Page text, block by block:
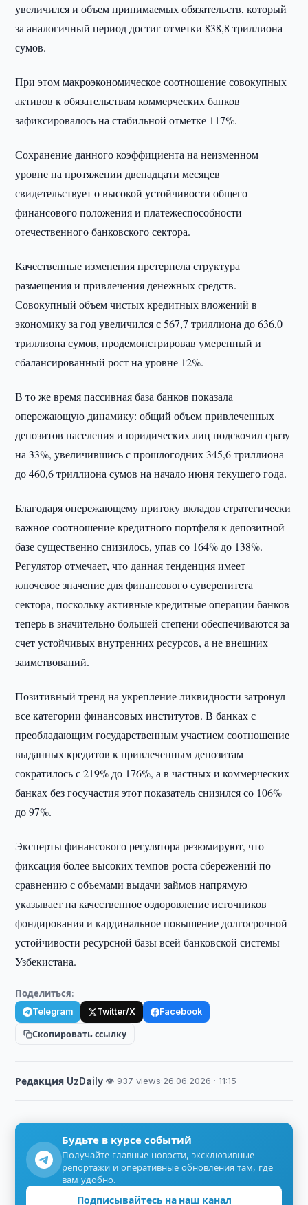
увеличился и объем принимаемых обязательств, который
за аналогичный период достиг отметки 838,8 триллиона
сумов.
При этом макроэкономическое соотношение совокупных
активов к обязательствам коммерческих банков
зафиксировалось на стабильной отметке 117%.
Сохранение данного коэффициента на неизменном
уровне на протяжении двенадцати месяцев
свидетельствует о высокой устойчивости общего
финансового положения и платежеспособности
отечественного банковского сектора.
Качественные изменения претерпела структура
размещения и привлечения денежных средств.
Совокупный объем чистых кредитных вложений в
экономику за год увеличился с 567,7 триллиона до 636,0
триллиона сумов, продемонстрировав умеренный и
сбалансированный рост на уровне 12%.
В то же время пассивная база банков показала
опережающую динамику: общий объем привлеченных
депозитов населения и юридических лиц подскочил сразу
на 33%, увеличившись с прошлогодних 345,6 триллиона
до 460,6 триллиона сумов на начало июня текущего года.
Благодаря опережающему притоку вкладов стратегически
важное соотношение кредитного портфеля к депозитной
базе существенно снизилось, упав со 164% до 138%.
Регулятор отмечает, что данная тенденция имеет
ключевое значение для финансового суверенитета
сектора, поскольку активные кредитные операции банков
теперь в значительно большей степени обеспечиваются за
счет устойчивых внутренних ресурсов, а не внешних
заимствований.
Позитивный тренд на укрепление ликвидности затронул
все категории финансовых институтов. В банках с
преобладающим государственным участием соотношение
выданных кредитов к привлеченным депозитам
сократилось с 219% до 176%, а в частных и коммерческих
банках без госучастия этот показатель снизился со 106%
до 97%.
Эксперты финансового регулятора резюмируют, что
фиксация более высоких темпов роста сбережений по
сравнению с объемами выдачи займов напрямую
указывает на качественное оздоровление источников
фондирования и кардинальное повышение долгосрочной
устойчивости ресурсной базы всей банковской системы
Узбекистана.
Поделиться:
Telegram Twitter/X Facebook
Скопировать ссылку
Редакция UzDaily·👁 937 views·26.06.2026 · 11:15
Будьте в курсе событий
Получайте главные новости, эксклюзивные
репортажи и оперативные обновления там, где
вам удобно.
Подписывайтесь на наш канал